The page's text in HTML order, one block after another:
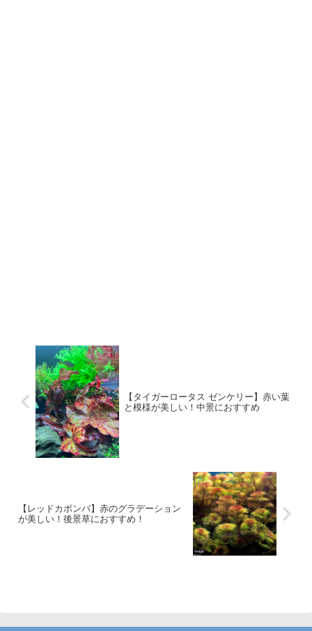
【タイガーロータス ゼンケリー】赤い葉
と模様が美しい！中景におすすめ
【レッドカボンバ】赤のグラデーション
が美しい！後景草におすすめ！